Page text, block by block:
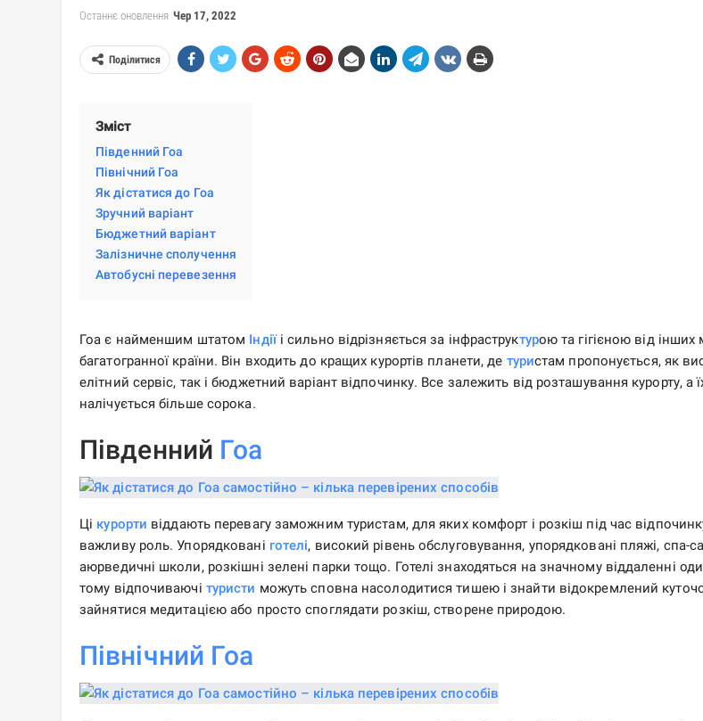
Останнє оновлення Чер 17, 2022
Поділитися
Зміст
Південний Гоа
Північний Гоа
Як дістатися до Гоа
Зручний варіант
Бюджетний варіант
Залізничне сполучення
Автобусні перевезення
Гоа є найменшим штатом Індіїі сильно відрізняється за інфраструктурою та гігієною від інших
багатогранної країни. Він входить до кращих курортів планети, де туристам пропонується, як
елітний сервіс, так і бюджетний варіант відпочинку. Все залежить від розташування курорту, а
налічується більше сорока.
Південний Гоа
Ці курорти віддають перевагу заможним туристам, для яких комфорт і розкіш під час
важливу роль. Упорядковані готелі, високий рівень обслуговування, упорядковані пляжі, спа-
аюрведичні школи, розкішні зелені парки тощо. Готелі знаходяться на значному віддаленні
тому відпочиваючі туристи можуть сповна насолодитися тишею і знайти відокремлений
зайнятися медитацією або просто споглядати розкіш, створене природою.
Північний Гоа